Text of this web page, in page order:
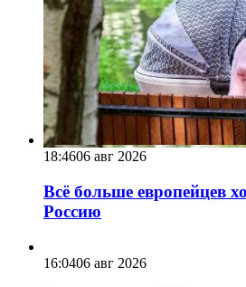
18:4606 авг 2026
Всё больше европейцев
Россию
16:0406 авг 2026